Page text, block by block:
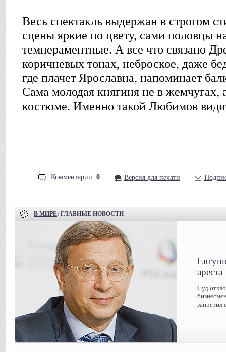
Весь спектакль выдержан в строгом
сцены яркие по цвету, сами половцы
темпераментные. А все что связано
коричневых тонах, неброское, даже
где плачет Ярославна, напоминает
Сама молодая княгиня не в жемчугах,
костюме. Именно такой Любимов
Комментарии: 0 Версия для печати
В МИРЕ: ГЛАВНЫЕ НОВОСТИ
ареста
Суд
запретил